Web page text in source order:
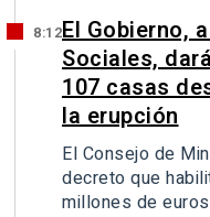
8:12El Gobierno,
Sociales,
107 casas
la erupción
El Consejo de
decreto que
millones de